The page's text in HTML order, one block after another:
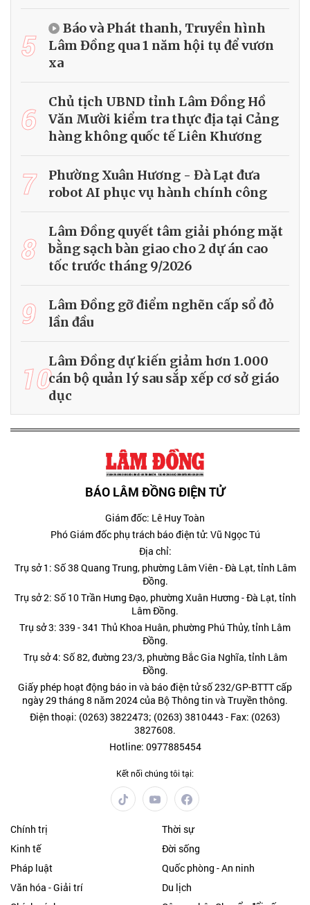
5
Báo và Phát thanh, Truyền hình
Lâm Đồng qua 1 năm hội tụ để vươn
xa
6
Chủ tịch UBND tỉnh Lâm Đồng Hồ
Văn Mười kiểm tra thực địa tại Cảng
hàng không quốc tế Liên Khương
7
Phường Xuân Hương - Đà Lạt đưa
robot AI phục vụ hành chính công
8
Lâm Đồng quyết tâm giải phóng mặt
bằng sạch bàn giao cho 2 dự án cao
tốc trước tháng 9/2026
9
Lâm Đồng gỡ điểm nghẽn cấp sổ đỏ
lần đầu
10Lâm Đồng dự kiến giảm hơn 1.000
cán bộ quản lý sau sắp xếp cơ sở giáo
dục
BÁO LÂM ĐỒNG ĐIỆN TỬ
Giám đốc: Lê Huy Toàn
Phó Giám đốc phụ trách báo điện tử: Vũ Ngọc Tú
Địa chỉ:
Trụ sở 1: Số 38 Quang Trung, phường Lâm Viên - Đà Lạt, tỉnh Lâm
Đồng.
Trụ sở 2: Số 10 Trần Hưng Đạo, phường Xuân Hương - Đà Lạt, tỉnh
Lâm Đồng.
Trụ sở 3: 339 - 341 Thủ Khoa Huân, phường Phú Thủy, tỉnh Lâm
Đồng.
Trụ sở 4: Số 82, đường 23/3, phường Bắc Gia Nghĩa, tỉnh Lâm
Đồng.
Giấy phép hoạt động báo in và báo điện tử số 232/GP-BTTT cấp
ngày 29 tháng 8 năm 2024 của Bộ Thông tin và Truyền thông.
Điện thoại: (0263) 3822473; (0263) 3810443 - Fax: (0263)
3827608.
Hotline: 0977885454
Kết nối chúng tôi tại:
Chính trị
Thời sự
Kinh tế
Đời sống
Pháp luật
Quốc phòng - An ninh
Văn hóa - Giải trí
Du lịch